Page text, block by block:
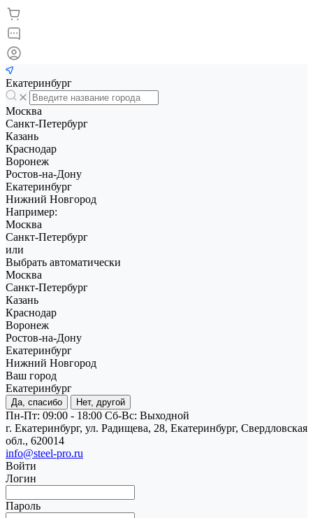
Екатеринбург
Москва
Санкт-Петербург
Казань
Краснодар
Воронеж
Ростов-на-Дону
Екатеринбург
Нижний Новгород
Например:
Москва
Санкт-Петербург
или
Выбрать автоматически
Москва
Санкт-Петербург
Казань
Краснодар
Воронеж
Ростов-на-Дону
Екатеринбург
Нижний Новгород
Ваш город
Екатеринбург
Да, спасибо Нет, другой
Пн-Пт: 09:00 - 18:00 Cб-Вс: Выходной
г. Екатеринбург, ул. Радищева, 28, Екатеринбург, Свердловская
обл., 620014
info@steel-pro.ru
Войти
Логин
Пароль